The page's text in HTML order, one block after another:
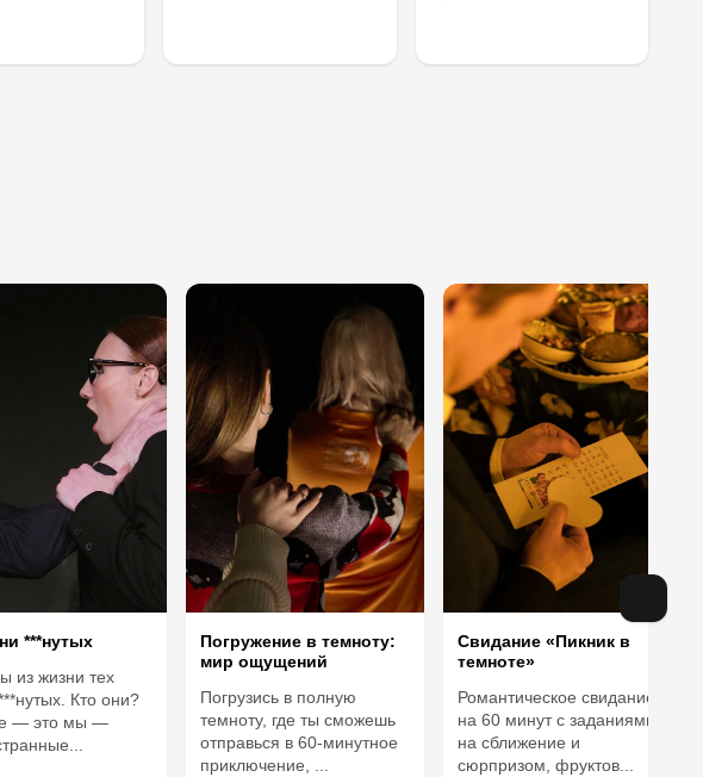
***нутых
из жизни тех
Кто они?
— это мы —
Погружение в темноту:
мир ощущений
Погрузись в полную
темноту, где ты сможешь
отправься в 60-минутное
приключение, ...
Свидание «Пикник в
темноте»
Романтическое свидание
на 60 минут с заданиями
на сближение и
сюрпризом, фруктов...